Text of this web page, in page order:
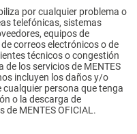
por cualquier problema o
telefónicas, sistemas
equipos de
correos electrónicos o de
técnicos o congestión
los servicios de MENTES
incluyen los daños y/o
cualquier persona que tenga
o la descarga de
de MENTES OFICIAL.